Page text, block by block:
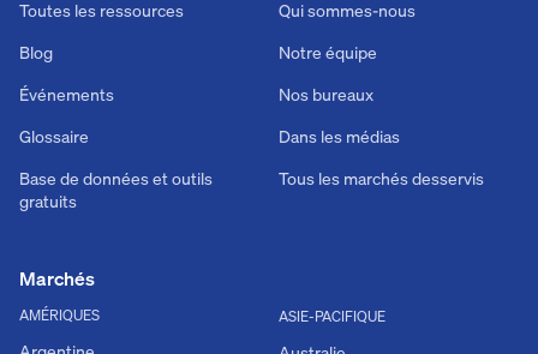
Toutes les ressources
Blog
Événements
Glossaire
Base de données et outils
gratuits
Qui sommes-nous
Notre équipe
Nos bureaux
Dans les médias
Tous les marchés desservis
Marchés
AMÉRIQUES ASIE-PACIFIQUE